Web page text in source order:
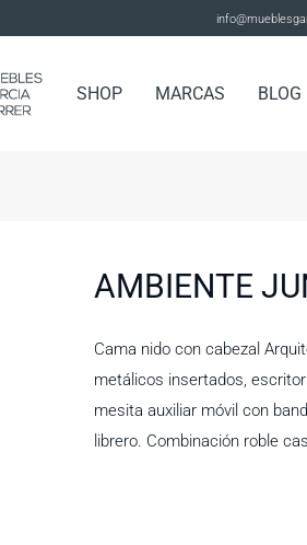
SHOP MARCAS BLOG
AMBIENTE
Cama nido con cabezal
metálicos insertados,
mesita auxiliar móvil con
librero. Combinación roble